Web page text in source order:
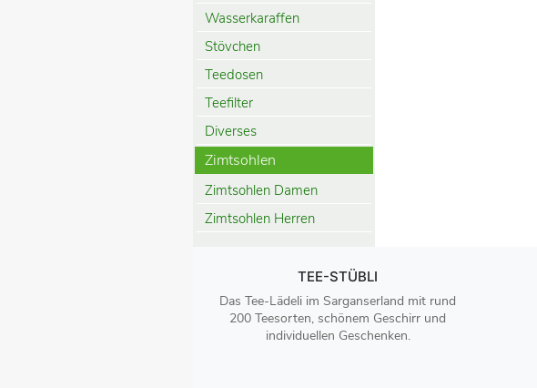
Wasserkaraffen
Stövchen
Teedosen
Teefilter
Diverses
Zimtsohlen
Zimtsohlen Damen
Zimtsohlen Herren
TEE-STÜBLI
Das Tee-Lädeli im Sarganserland mit rund
200 Teesorten, schönem Geschirr und
individuellen Geschenken.